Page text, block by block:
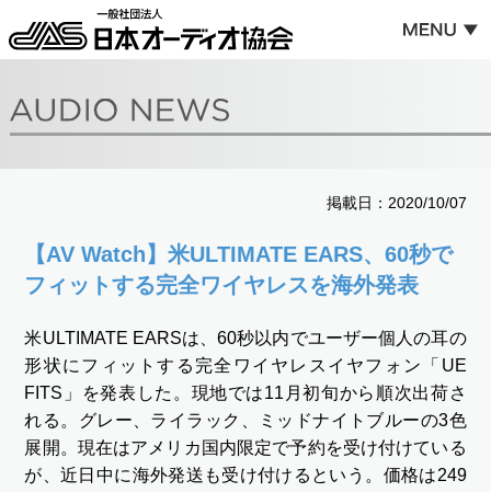
掲載日：2020/10/07
【AV Watch】米ULTIMATE EARS、60秒で
フィットする完全ワイヤレスを海外発表
米ULTIMATE EARSは、60秒以内でユーザー個人の耳の
形状にフィットする完全ワイヤレスイヤフォン「UE
FITS」を発表した。現地では11月初旬から順次出荷さ
れる。グレー、ライラック、ミッドナイトブルーの3色
展開。現在はアメリカ国内限定で予約を受け付けている
が、近日中に海外発送も受け付けるという。価格は249